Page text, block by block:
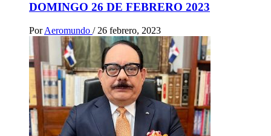
DOMINGO 26 DE FEBRERO 2023
Por Aeromundo / 26 febrero, 2023